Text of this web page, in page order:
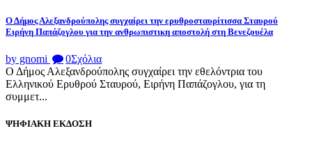
Ο Δήμος Αλεξανδρούπολης συγχαίρει την ερυθροσταυρίτισσα Σταυρού
Ειρήνη Παπάζογλου για την ανθρωπιστικη αποστολή στη Βενεζουέλα
by gnomi 0Σχόλια
Ο Δήμος Αλεξανδρούπολης συγχαίρει την εθελόντρια του
Ελληνικού Ερυθρού Σταυρού, Ειρήνη Παπάζογλου, για τη
συμμετ...
ΨΗΦΙΑΚΗ ΕΚΔΟΣΗ